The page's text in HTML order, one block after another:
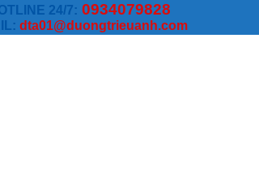
24/7: 0934079828
dta01@duongtrieuanh.com